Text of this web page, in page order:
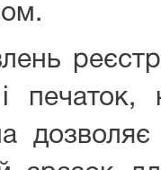
і печаток,